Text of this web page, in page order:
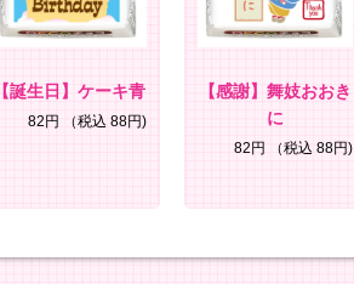
【誕生日】ケーキ青
82円 （税込 88円)
【感謝】舞妓おおき
に
82円 （税込 88円)